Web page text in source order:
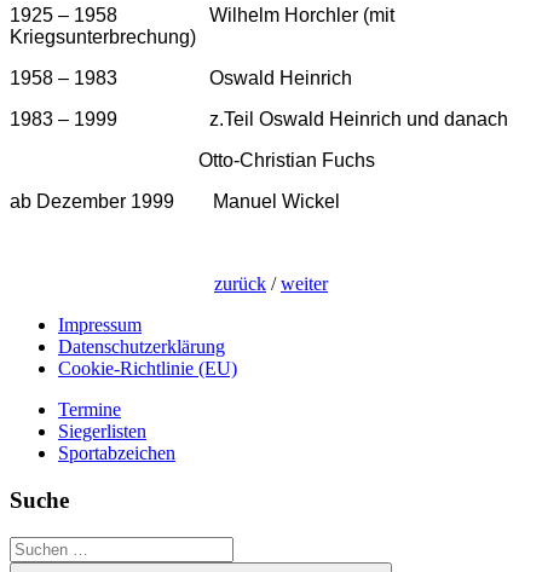
1925 – 1958 Wilhelm Horchler (mit
Kriegsunterbrechung)
1958 – 1983 Oswald Heinrich
1983 – 1999 z.Teil Oswald Heinrich und danach
Otto-Christian Fuchs
ab Dezember 1999 Manuel Wickel
zurück /weiter
Impressum
Datenschutzerklärung
Cookie-Richtlinie (EU)
Termine
Siegerlisten
Sportabzeichen
Suche
Suchen
nach: